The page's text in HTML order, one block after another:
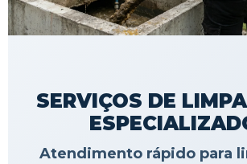
SERVIÇOS DE
Atendimento rápido para